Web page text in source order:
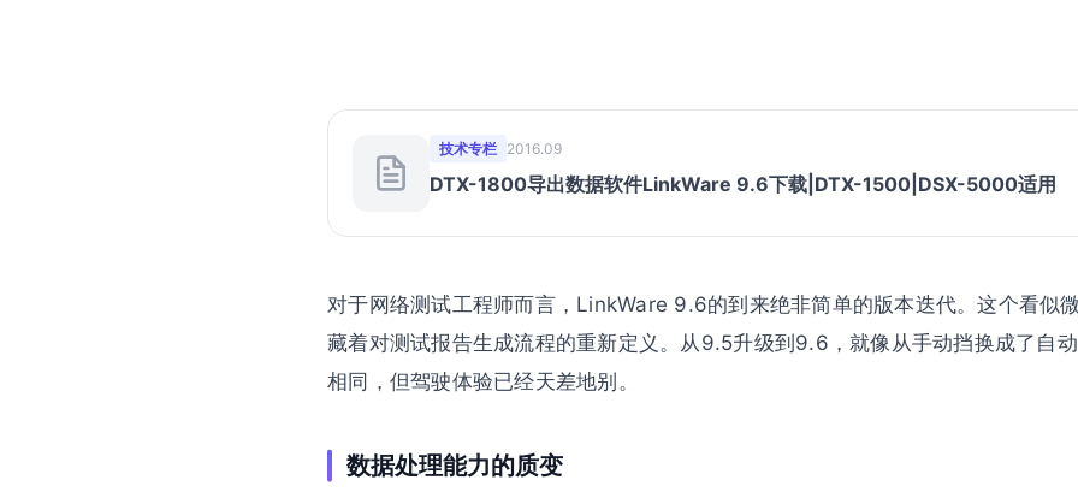
技术专栏 2016.09
DTX-1800导出数据软件LinkWare 9.6下载|DTX-1500|DSX-5000适用
对于网络测试工程师而言，LinkWare 9.6的到来绝非简单的版本迭代。这个看似
藏着对测试报告生成流程的重新定义。从9.5升级到9.6，就像从手动挡换成了
相同，但驾驶体验已经天差地别。
数据处理能力的质变